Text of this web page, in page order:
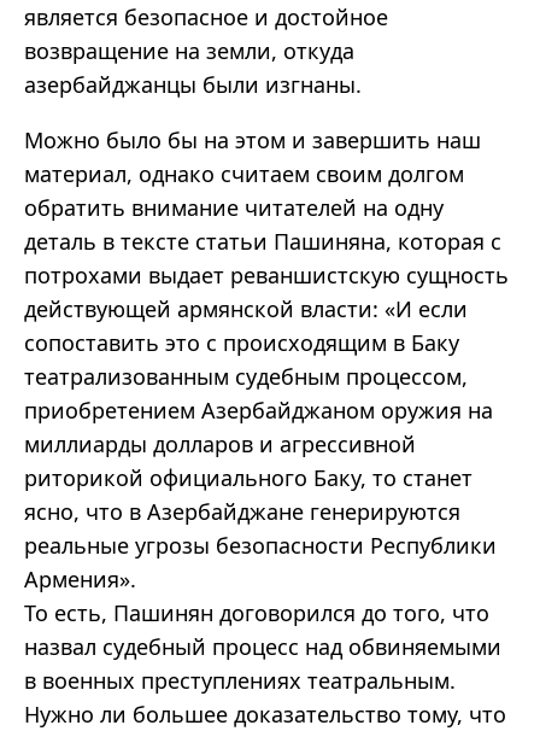
является безопасное и достойное
возвращение на земли, откуда
азербайджанцы были изгнаны.
Можно было бы на этом и завершить наш
материал, однако считаем своим долгом
обратить внимание читателей на одну
деталь в тексте статьи Пашиняна, которая с
потрохами выдает реваншистскую сущность
действующей армянской власти: «И если
сопоставить это с происходящим в Баку
театрализованным судебным процессом,
приобретением Азербайджаном оружия на
миллиарды долларов и агрессивной
риторикой официального Баку, то станет
ясно, что в Азербайджане генерируются
реальные угрозы безопасности Республики
Армения».
То есть, Пашинян договорился до того, что
назвал судебный процесс над обвиняемыми
в военных преступлениях театральным.
Нужно ли большее доказательство тому, что